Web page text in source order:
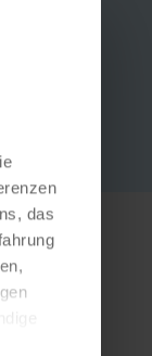
das